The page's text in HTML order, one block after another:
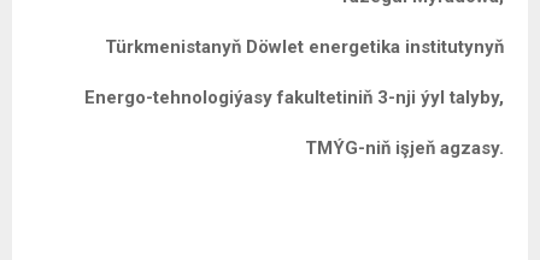
Türkmenistanyň Döwlet energetika institutynyň
Energo-tehnologiýasy fakultetiniň 3-nji ýyl talyby,
TMÝG-niň işjeň agzasy.